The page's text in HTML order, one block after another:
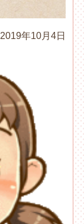
2019年10月4日